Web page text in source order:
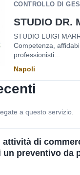
CONTROLLO DI
STUDIO DR.
STUDIO LUIGI
Competenza,
professionisti...
Napoli
a questo servizio.
attività di
preventivo da